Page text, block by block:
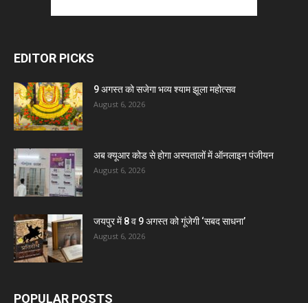
EDITOR PICKS
9 अगस्त को सजेगा भव्य श्याम झूला महोत्सव
August 6, 2026
अब क्यूआर कोड से होगा अस्पतालों में ऑनलाइन पंजीयन
August 6, 2026
जयपुर में 8 व 9 अगस्त को गूंजेगी ‘सबद साधना’
August 6, 2026
POPULAR POSTS